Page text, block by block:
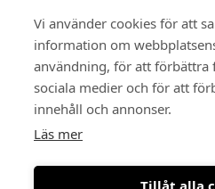
Vi använder cookies för att
information om
användning, för att
sociala medier och för att
innehåll och annonser.
Läs mer
Tillåt alla
Följ oss på sociala medier
Se mer skor: skopunkten.se